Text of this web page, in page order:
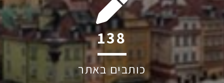
208
כותבים באתר